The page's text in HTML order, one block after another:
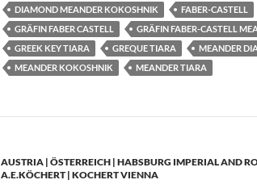
DIAMOND MEANDER KOKOSHNIK
FABER-CASTELL
GRÄFIN FABER CASTELL
GRÄFIN FABER-CASTELL
GREEK KEY TIARA
GREQUE TIARA
MEANDER
MEANDER KOKOSHNIK
MEANDER TIARA
AUSTRIA | ÖSTERREICH | HABSBURG IMPERIAL AND
A.E.KÖCHERT | KOCHERT VIENNA